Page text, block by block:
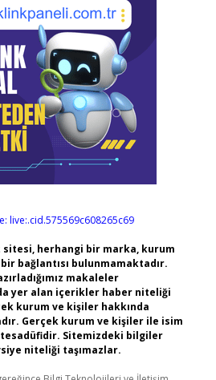
live:.cid.575569c608265c69
herhangi bir marka, kurum
bağlantısı bulunmamaktadır.
makaleler
yer alan içerikler haber niteliği
kurum ve kişiler hakkında
Gerçek kurum ve kişiler ile isim
Sitemizdeki bilgiler
niteliği taşımazlar.